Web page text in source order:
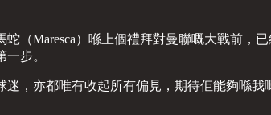
（Maresca）喺上個禮拜對曼聯嘅大戰前，
步。
，亦都唯有收起所有偏見，期待佢能夠喺